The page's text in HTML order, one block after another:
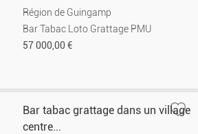
Région de Guingamp
Bar Tabac Loto Grattage PMU
57 000,00 €
Bar tabac grattage dans un village
centre...